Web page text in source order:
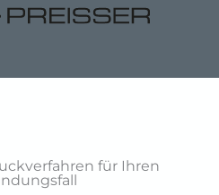
für Ihren